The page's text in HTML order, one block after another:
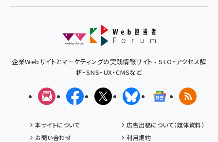
企業Webサイトとマーケティングの実践情報サイト - SEO・アクセス解
析・SNS・UX・CMSなど
メルマガFacebookX(エックス)BlueskyGoogleニュ
RSS
本サイトについて
広告出稿について（媒体資料）
お問い合わせ
利用規約